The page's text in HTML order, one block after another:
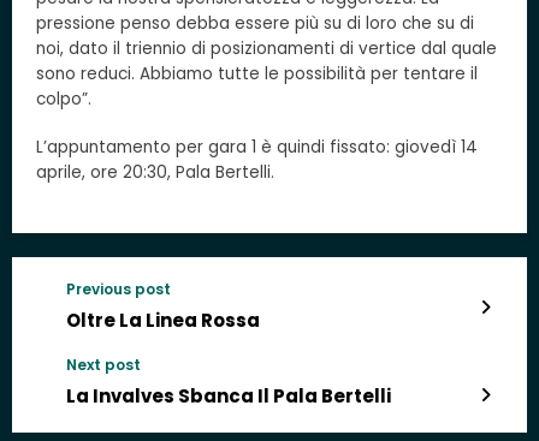
pressione penso debba essere più su di loro che su di
noi, dato il triennio di posizionamenti di vertice dal quale
sono reduci. Abbiamo tutte le possibilità per tentare il
colpo”.
L’appuntamento per gara 1 è quindi fissato: giovedì 14
aprile, ore 20:30, Pala Bertelli.
Previous post
Oltre La Linea Rossa
Next post
La Invalves Sbanca Il Pala Bertelli